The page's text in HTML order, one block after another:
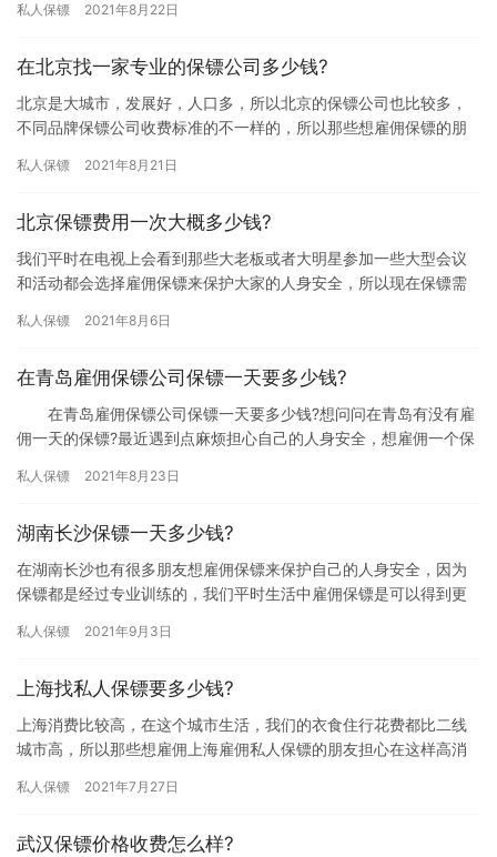
保镖雇…
私人保镖 2021年8月22日
在北京找一家专业的保镖公司多少钱?
北京是大城市，发展好，人口多，所以北京的保镖公司也比较多，
不同品牌保镖公司收费标准的不一样的，所以那些想雇佣保镖的朋
镖公司…
私人保镖 2021年8月21日
北京保镖费用一次大概多少钱?
我们平时在电视上会看到那些大老板或者大明星参加一些大型会议
和活动都会选择雇佣保镖来保护大家的人身安全，所以现在保镖需
那北京…
私人保镖 2021年8月6日
在青岛雇佣保镖公司保镖一天要多少钱?
在青岛雇佣保镖公司保镖一天要多少钱?想问问在青岛有没有雇
佣一天的保镖?最近遇到点麻烦担心自己的人身安全，想雇佣一个保
来…
私人保镖 2021年8月23日
湖南长沙保镖一天多少钱?
在湖南长沙也有很多朋友想雇佣保镖来保护自己的人身安全，因为
保镖都是经过专业训练的，我们平时生活中雇佣保镖是可以得到更
下湖…
私人保镖 2021年9月3日
上海找私人保镖要多少钱?
上海消费比较高，在这个城市生活，我们的衣食住行花费都比二线
城市高，所以那些想雇佣上海雇佣私人保镖的朋友担心在这样高消
需…
私人保镖 2021年7月27日
武汉保镖价格收费怎么样?